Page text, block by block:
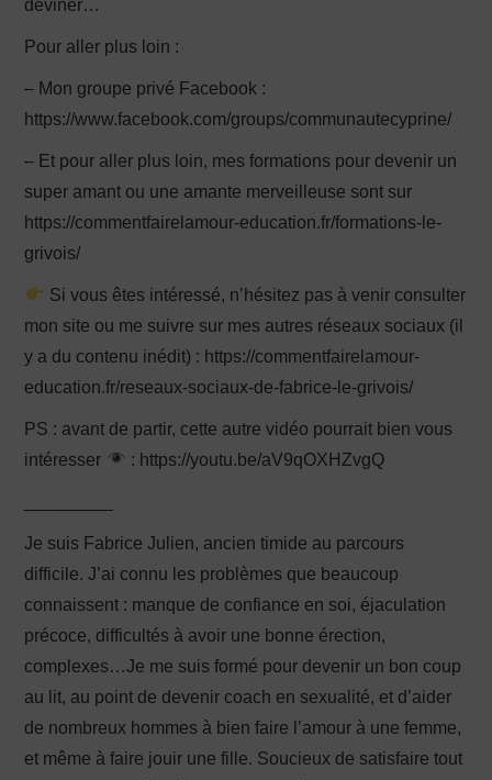
deviner…
Pour aller plus loin :
– Mon groupe privé Facebook :
https://www.facebook.com/groups/communautecyprine/
– Et pour aller plus loin, mes formations pour devenir un
super amant ou une amante merveilleuse sont sur
https://commentfairelamour-education.fr/formations-le-
grivois/
Si vous êtes intéressé, n’hésitez pas à venir consulter
mon site ou me suivre sur mes autres réseaux sociaux (il
y a du contenu inédit) : https://commentfairelamour-
education.fr/reseaux-sociaux-de-fabrice-le-grivois/
PS : avant de partir, cette autre vidéo pourrait bien vous
intéresser
: https://youtu.be/aV9qOXHZvgQ
Je suis Fabrice Julien, ancien timide au parcours
difficile. J’ai connu les problèmes que beaucoup
connaissent : manque de confiance en soi, éjaculation
précoce, difficultés à avoir une bonne érection,
complexes…Je me suis formé pour devenir un bon coup
au lit, au point de devenir coach en sexualité, et d’aider
de nombreux hommes à bien faire l’amour à une femme,
et même à faire jouir une fille. Soucieux de satisfaire tout